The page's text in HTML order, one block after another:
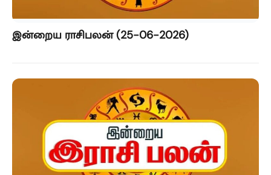
இன்றைய ராசிபலன் (25-06-2026)